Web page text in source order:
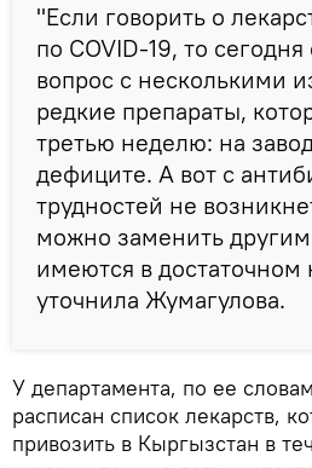
"Если говорить о
по COVID-19, то сегодня
вопрос с несколькими
редкие препараты,
третью неделю: на
дефиците. А вот с
трудностей не
можно заменить
имеются в достаточном
уточнила Жумагулова.
У департамента, по ее
расписан список лекарств,
привозить в Кыргызстан в